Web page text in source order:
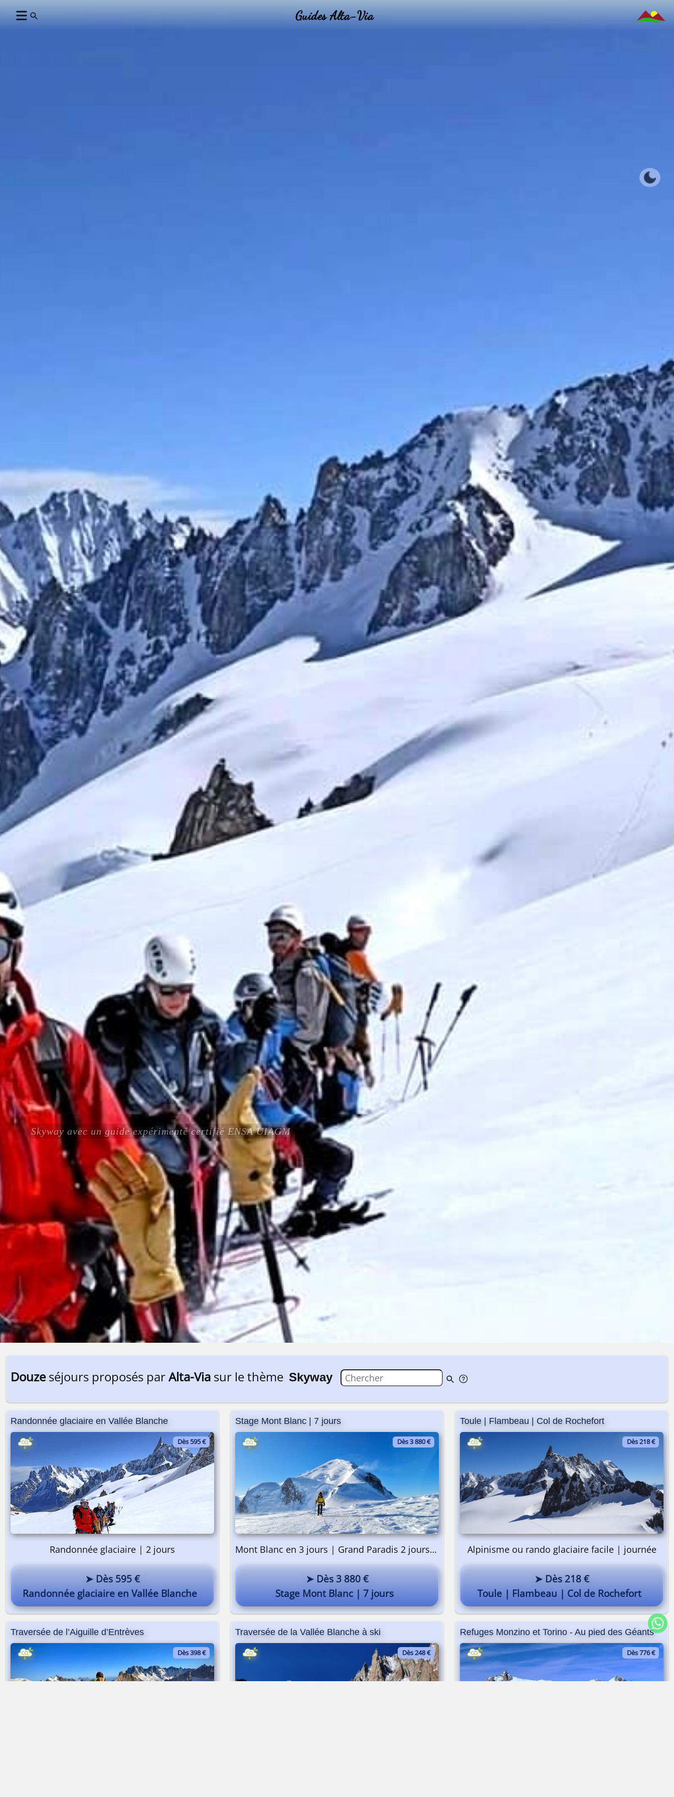
Guides Alta-Via
Skyway avec un guide expérimenté certifié ENSA UIAGM
Douzeséjours proposés parAlta-Via sur le thème Skyway
Randonnée glaciaire en Vallée Blanche
Dès 595 €
Randonnée glaciaire | 2 jours
➤ Dès 595 €
Randonnée glaciaire en Vallée Blanche
Stage Mont Blanc | 7 jours
Dès 3 880 €
Mont Blanc en 3 jours | Grand Paradis 2 jours | Préparation 2 jours
➤ Dès 3 880 €
Stage Mont Blanc | 7 jours
Toule | Flambeau | Col de Rochefort
Dès 218 €
Alpinisme ou rando glaciaire facile | journée
➤ Dès 218 €
Toule | Flambeau | Col de Rochefort
Traversée de l’Aiguille d’Entrèves
Dès 398 €
Traversée de la Vallée Blanche à ski
Dès 248 €
Refuges Monzino et Torino - Au pied des Géants
Dès 776 €